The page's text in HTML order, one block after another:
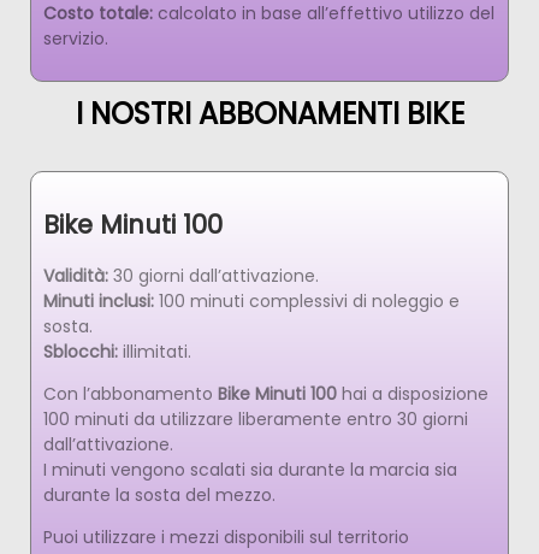
Costo totale: calcolato in base all’effettivo utilizzo del
servizio.
I NOSTRI ABBONAMENTI BIKE
Bike Minuti 100
Validità: 30 giorni dall’attivazione.
Minuti inclusi: 100 minuti complessivi di noleggio e
sosta.
Sblocchi: illimitati.
Con l’abbonamento Bike Minuti 100 hai a disposizione
100 minuti da utilizzare liberamente entro 30 giorni
dall’attivazione.
I minuti vengono scalati sia durante la marcia sia
durante la sosta del mezzo.
Puoi utilizzare i mezzi disponibili sul territorio